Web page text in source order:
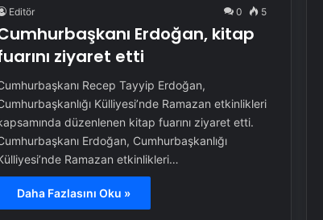
Editör 0 5
Erdoğan, kitap
ziyaret etti
Recep Tayyip Erdoğan,
Külliyesi’nde Ramazan etkinlikleri
düzenlenen kitap fuarını ziyaret etti.
Erdoğan, Cumhurbaşkanlığı
Ramazan etkinlikleri…
Daha Fazlasını Oku »